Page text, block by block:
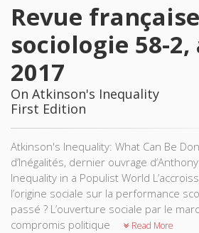
Revue
sociologie 58-
2017
On Atkinson's Inequality
First Edition
Atkinson's Inequality: What Can Be
d’Inégalités, dernier ouvrage
Inequality in a Populist World
l’origine sociale sur la performance
passé ? L’ouverture sociale par le
compromis politique
Read More